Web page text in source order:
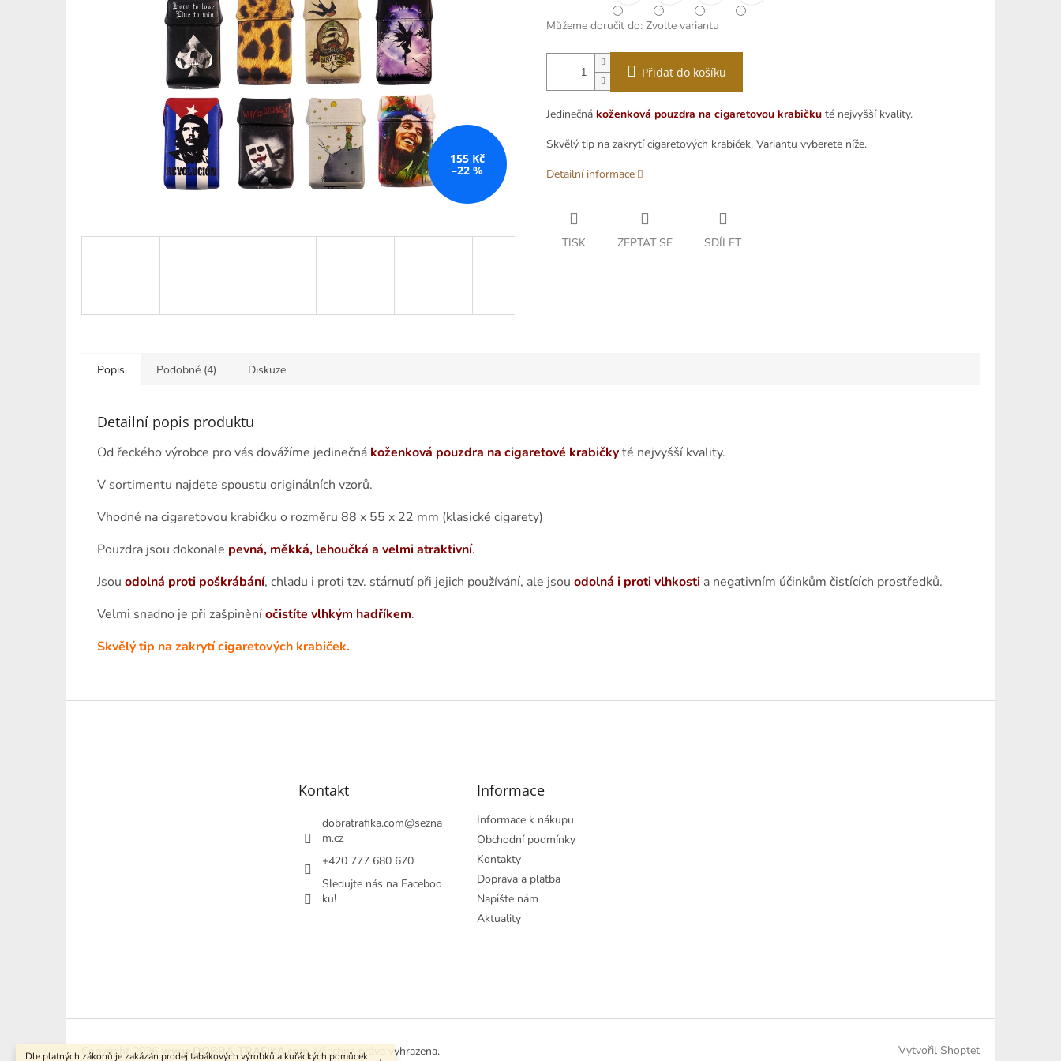
Dle platných zákonů je zakázán prodej tabákových výrobků a kuřáckých pomůcek
155 Kč
–22 %
Můžeme doručit do: Zvolte variantu
Přidat do košíku
Jedinečná koženková pouzdra na cigaretovou krabičku té nejvyšší kvality.
Skvělý tip na zakrytí cigaretových krabiček. Variantu vyberete níže.
Detailní informace
TISK ZEPTAT SE SDÍLET
Popis Podobné (4) Diskuze
Detailní popis produktu
Od řeckého výrobce pro vás dovážíme jedinečná koženková pouzdra na cigaretové krabičkyté nejvyšší kvality.
V sortimentu najdete spoustu originálních vzorů.
Vhodné na cigaretovou krabičku o rozměru 88 x 55 x 22 mm (klasické cigarety)
Pouzdra jsou dokonale pevná, měkká, lehoučká a velmi atraktivní.
Jsou odolná proti poškrábání, chladu i proti tzv. stárnutí při jejich používání, ale jsou odolná i proti vlhkosti a negativním účinkům čistících prostředků.
Velmi snadno je při zašpiněníočistíte vlhkým hadříkem.
Skvělý tip na zakrytí cigaretových krabiček.
Kontakt
dobratrafika.com@sezna
m.cz
+420 777 680 670
Sledujte nás na Faceboo
ku!
Informace
Informace k nákupu
Obchodní podmínky
Kontakty
Doprava a platba
Napište nám
Aktuality
Vytvořil Shoptet
Copyright 2026 www.DOBRA-TRAFIKA.com. Všechna práva vyhrazena.